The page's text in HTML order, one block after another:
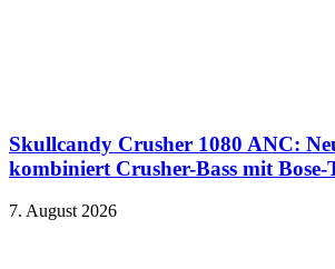
Skullcandy Crusher 1080 ANC:
kombiniert Crusher-Bass mit Bose-
7. August 2026